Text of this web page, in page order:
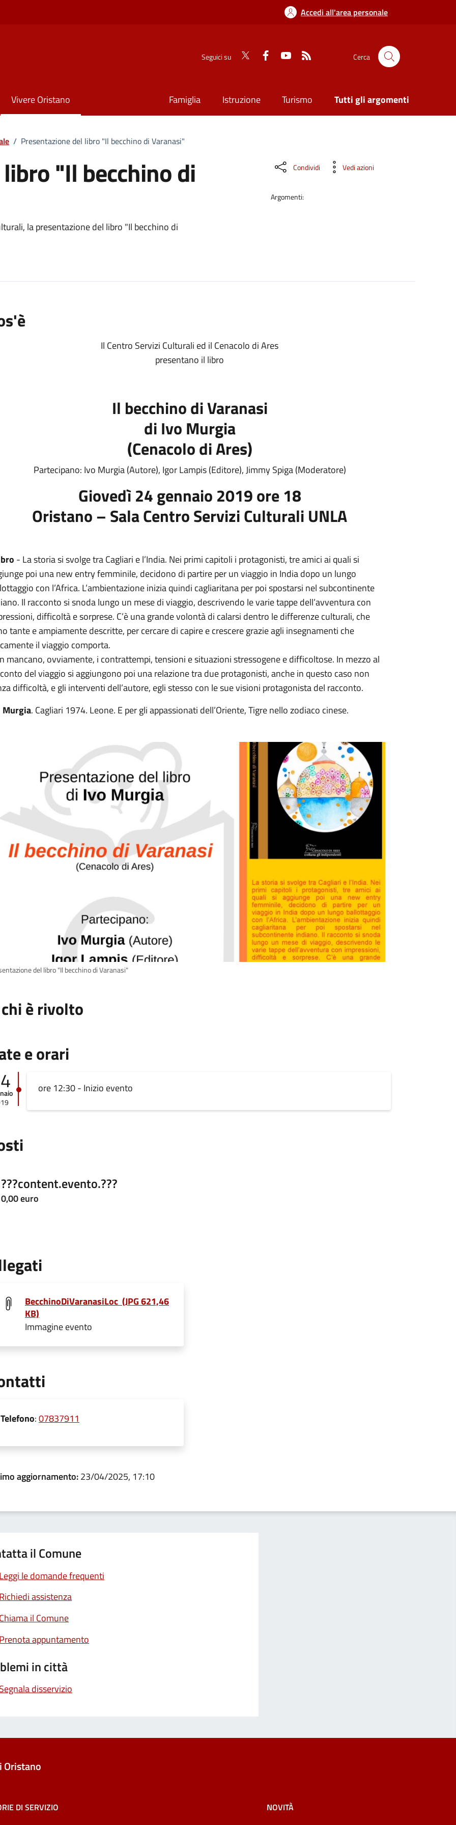
Accedi all'area personale
Seguici su Cerca
Vivere Oristano Famiglia Istruzione Turismo Tutti gli argomenti
/ Presentazione del libro "Il becchino di Varanasi"
"Il becchino di
la presentazione del libro "Il becchino di
Condividi Vedi azioni
Argomenti:
Il Centro Servizi Culturali ed il Cenacolo di Ares
presentano il libro
Il becchino di Varanasi
di Ivo Murgia
(Cenacolo di Ares)
Partecipano: Ivo Murgia (Autore), Igor Lampis (Editore), Jimmy Spiga (Moderatore)
Giovedì 24 gennaio 2019 ore 18
Oristano – Sala Centro Servizi Culturali UNLA
- La storia si svolge tra Cagliari e l’India. Nei primi capitoli i protagonisti, tre amici ai quali si
poi una new entry femminile, decidono di partire per un viaggio in India dopo un lungo
con l’Africa. L’ambientazione inizia quindi cagliaritana per poi spostarsi nel subcontinente
Il racconto si snoda lungo un mese di viaggio, descrivendo le varie tappe dell’avventura con
difficoltà e sorprese. C’è una grande volontà di calarsi dentro le differenze culturali, che
tante e ampiamente descritte, per cercare di capire e crescere grazie agli insegnamenti che
il viaggio comporta.
mancano, ovviamente, i contrattempi, tensioni e situazioni stressogene e difficoltose. In mezzo al
del viaggio si aggiungono poi una relazione tra due protagonisti, anche in questo caso non
difficoltà, e gli interventi dell’autore, egli stesso con le sue visioni protagonista del racconto.
Murgia. Cagliari 1974. Leone. E per gli appassionati dell’Oriente, Tigre nello zodiaco cinese.
del libro "Il becchino di Varanasi"
è rivolto
e orari
ore 12:30 - Inizio evento
???content.evento.???
0,00 euro
BecchinoDiVaranasiLoc (JPG 621,46
KB)
Immagine evento
Telefono:07837911
aggiornamento:23/04/2025, 17:10
il Comune
le domande frequenti
assistenza
il Comune
appuntamento
in città
disservizio
Oristano
DI SERVIZIO NOVITÀ